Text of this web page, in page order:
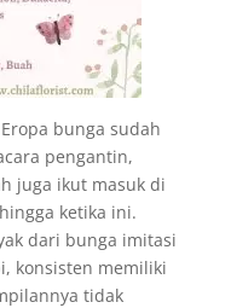
bunga sudah
pengantin,
juga ikut masuk di
ketika ini.
dari bunga imitasi
konsisten memiliki
tidak